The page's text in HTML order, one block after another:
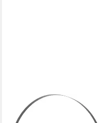
HOLZMANN
Sägeblatt Holzmann